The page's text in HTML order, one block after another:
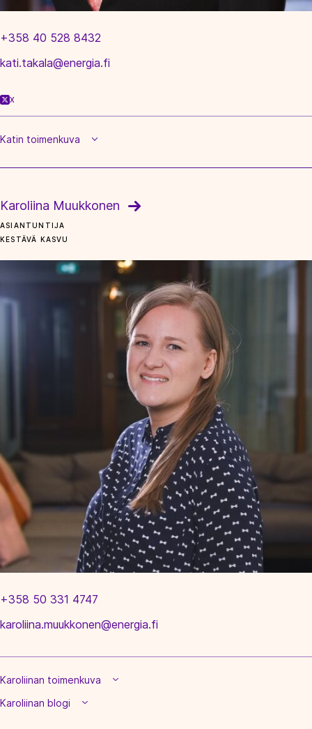
+358 40 528 8432
kati.takala@energia.fi
X
Katin toimenkuva
Karoliina Muukkonen
ASIANTUNTIJA
KESTÄVÄ KASVU
+358 50 331 4747
karoliina.muukkonen@energia.fi
Karoliinan toimenkuva
Karoliinan blogi